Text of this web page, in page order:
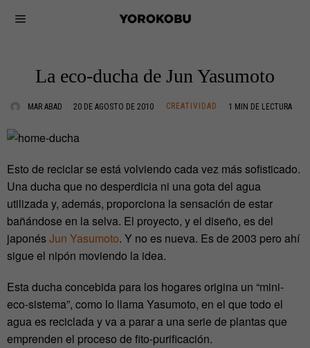
La eco-ducha de Jun Yasumoto
MAR ABAD 20 DE AGOSTO DE 2010 CREATIVIDAD 1 MIN DE LECTURA
Esto de reciclar se está volviendo cada vez más sofisticado.
Una ducha que no desperdicia ni una gota del agua
utilizada y, además, proporciona la sensación de estar
bañándose en la selva. El proyecto, y el diseño, es del
japonésJun Yasumoto. Y no es nueva. Es de 2003 pero ahí
sigue el nipón moviendo la idea.
Esta ducha concebida para los hogares origina un “mini-
eco-sistema”, como lo llama Yasumoto, en el que todo el
agua es reciclada y va a parar a una serie de plantas que
emprenden el proceso de fito-purificación.